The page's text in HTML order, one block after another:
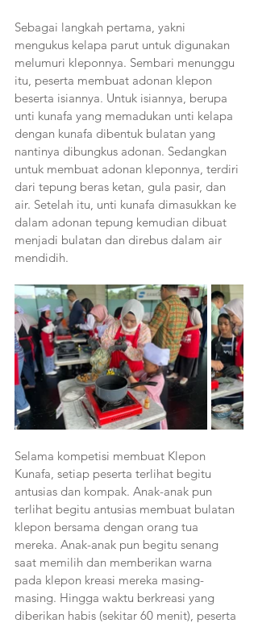
Sebagai langkah pertama, yakni
mengukus kelapa parut untuk digunakan
melumuri kleponnya. Sembari menunggu
itu, peserta membuat adonan klepon
beserta isiannya. Untuk isiannya, berupa
unti kunafa yang memadukan unti kelapa
dengan kunafa dibentuk bulatan yang
nantinya dibungkus adonan. Sedangkan
untuk membuat adonan kleponnya, terdiri
dari tepung beras ketan, gula pasir, dan
air. Setelah itu, unti kunafa dimasukkan ke
dalam adonan tepung kemudian dibuat
menjadi bulatan dan direbus dalam air
mendidih.
Selama kompetisi membuat Klepon
Kunafa, setiap peserta terlihat begitu
antusias dan kompak. Anak-anak pun
terlihat begitu antusias membuat bulatan
klepon bersama dengan orang tua
mereka. Anak-anak pun begitu senang
saat memilih dan memberikan warna
pada klepon kreasi mereka masing-
masing. Hingga waktu berkreasi yang
diberikan habis (sekitar 60 menit), peserta